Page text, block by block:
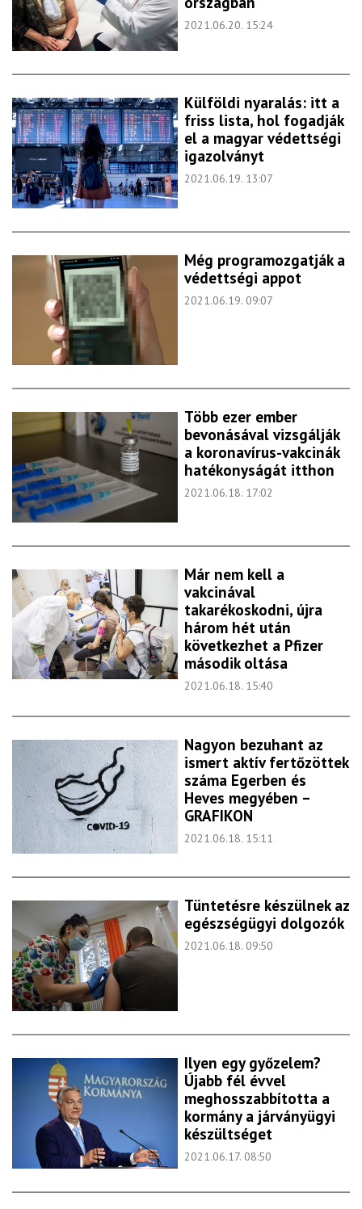
2021.06.20. 15:24
Külföldi nyaralás: itt a
friss lista, hol fogadják
el a magyar védettségi
igazolványt
2021.06.19. 13:07
Még programozgatják a
védettségi appot
2021.06.19. 09:07
Több ezer ember
bevonásával vizsgálják
a koronavírus-vakcinák
hatékonyságát itthon
2021.06.18. 17:02
Már nem kell a
vakcinával
takarékoskodni, újra
három hét után
következhet a Pfizer
második oltása
2021.06.18. 15:40
Nagyon bezuhant az
ismert aktív fertőzöttek
száma Egerben és
Heves megyében –
GRAFIKON
2021.06.18. 15:11
Tüntetésre készülnek az
egészségügyi dolgozók
2021.06.18. 09:50
Ilyen egy győzelem?
Újabb fél évvel
meghosszabbította a
kormány a járványügyi
készültséget
2021.06.17. 08:50